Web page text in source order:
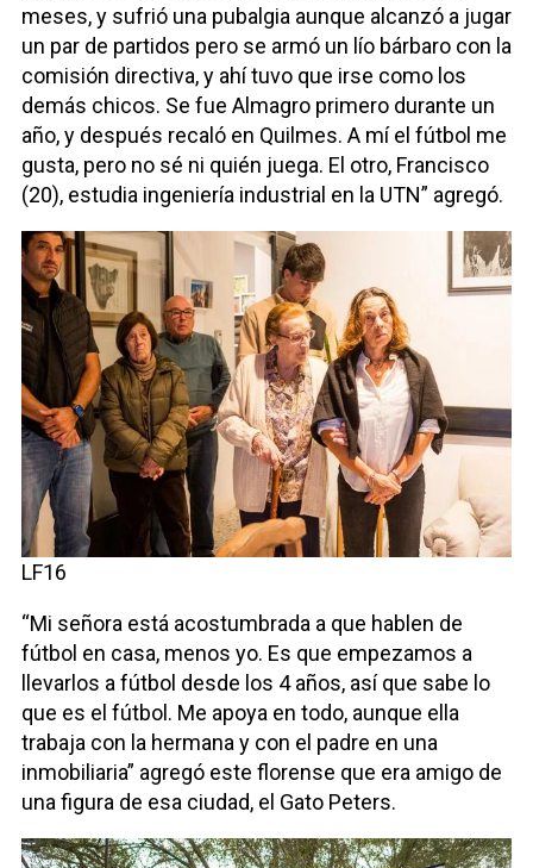
meses, y sufrió una pubalgia aunque alcanzó a jugar
un par de partidos pero se armó un lío bárbaro con la
comisión directiva, y ahí tuvo que irse como los
demás chicos. Se fue Almagro primero durante un
año, y después recaló en Quilmes. A mí el fútbol me
gusta, pero no sé ni quién juega. El otro, Francisco
(20), estudia ingeniería industrial en la UTN” agregó.
LF16
“Mi señora está acostumbrada a que hablen de
fútbol en casa, menos yo. Es que empezamos a
llevarlos a fútbol desde los 4 años, así que sabe lo
que es el fútbol. Me apoya en todo, aunque ella
trabaja con la hermana y con el padre en una
inmobiliaria” agregó este florense que era amigo de
una figura de esa ciudad, el Gato Peters.